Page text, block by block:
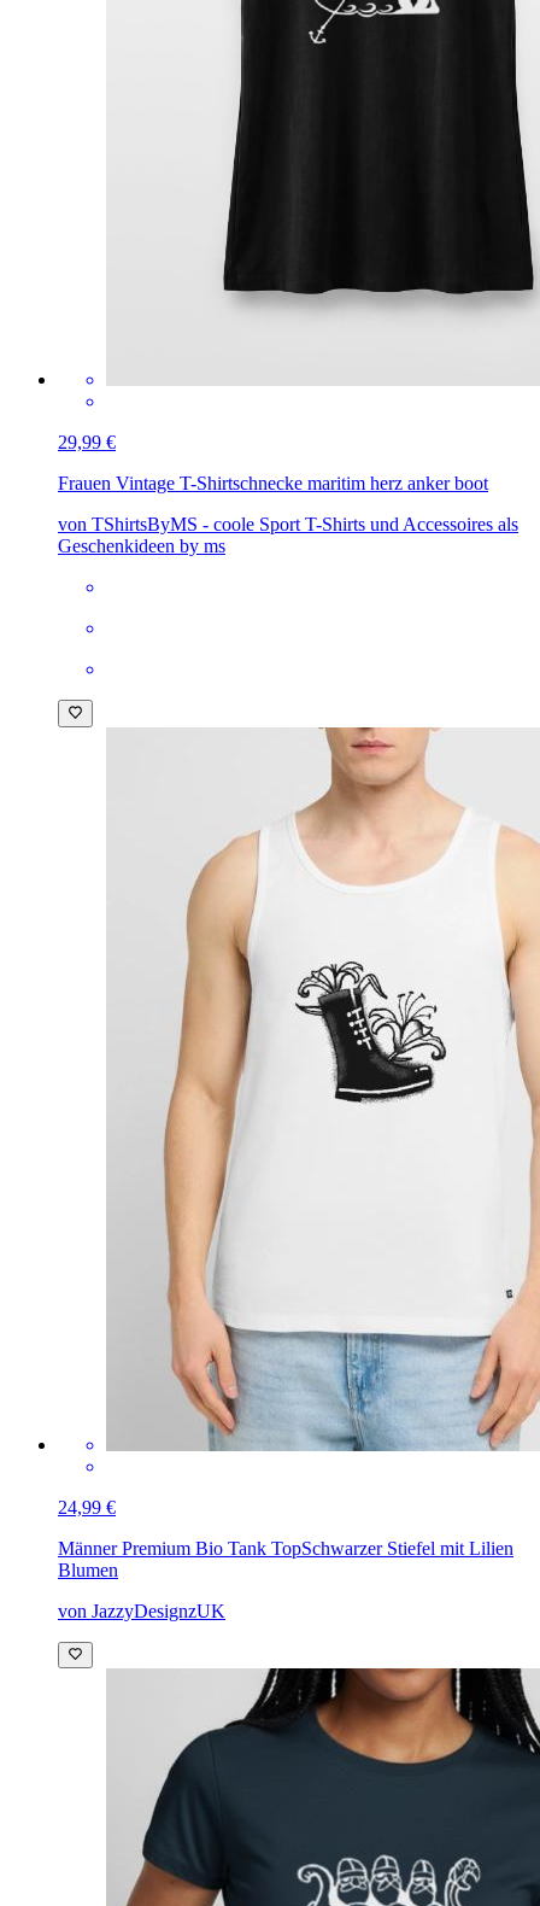
29,99 €
Frauen Vintage T-Shirtschnecke maritim herz anker boot
von TShirtsByMS - coole Sport T-Shirts und Accessoires als
Geschenkideen by ms
24,99 €
Männer Premium Bio Tank TopSchwarzer Stiefel mit Lilien
Blumen
von JazzyDesignzUK